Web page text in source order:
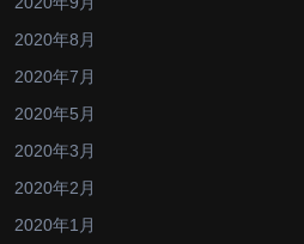
2020年8月
2020年7月
2020年5月
2020年3月
2020年2月
2020年1月